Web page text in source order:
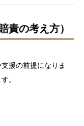
責の考え方）
援の前提になりま
。